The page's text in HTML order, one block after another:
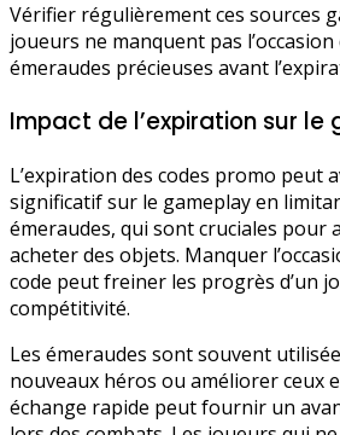
Vérifier régulièrement ces sources
joueurs ne manquent pas l’occasion
émeraudes précieuses avant
Impact de l’expiration sur le
L’expiration des codes promo peut
significatif sur le gameplay en
émeraudes, qui sont cruciales pour
acheter des objets. Manquer
code peut freiner les progrès d’un
compétitivité.
Les émeraudes sont souvent
nouveaux héros ou améliorer ceux
échange rapide peut fournir un